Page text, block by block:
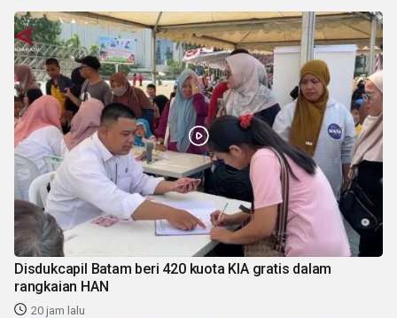
Disdukcapil Batam beri 420 kuota KIA gratis dalam
rangkaian HAN
20 jam lalu